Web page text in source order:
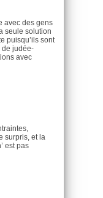
avec des gens
seule solution
puisqu’ils sont
de judée-
avec
surpris, et la
est pas